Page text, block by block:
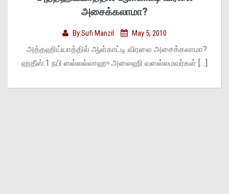
அசைக்கலாமா?
BySufi Manzil May 5, 2010
அத்தஹிய்யாத்தில் ஆள்காட்டி விரலை அசைக்கலாமா?
ஹதீஸ்:1 நபி ஸல்லல்லாஹு அலைஹி வஸல்லமவர்கள் […]